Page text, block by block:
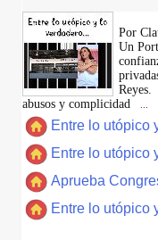
Por
​Un
abusos y complicidad
Entre lo utópico
Entre lo utópico
Aprueba
Entre lo utópico